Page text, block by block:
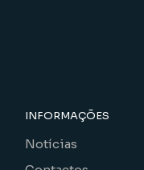
INFORMAÇÕES
Notícias